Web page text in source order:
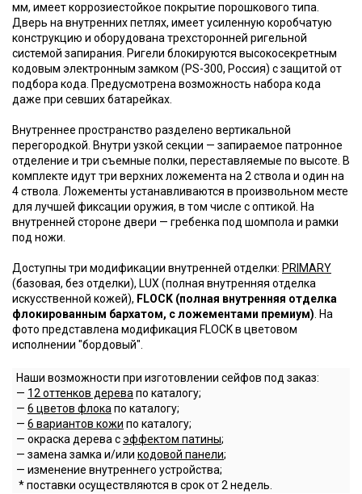
мм, имеет коррозиестойкое покрытие порошкового типа.
Дверь на внутренних петлях, имеет усиленную коробчатую
конструкцию и оборудована трехсторонней ригельной
системой запирания. Ригели блокируются высокосекретным
кодовым электронным замком (PS-300, Россия) с защитой от
подбора кода. Предусмотрена возможность набора кода
даже при севших батарейках.
Внутреннее пространство разделено вертикальной
перегородкой. Внутри узкой секции — запираемое патронное
отделение и три съемные полки, переставляемые по высоте. В
комплекте идут три верхних ложемента на 2 ствола и один на
4 ствола. Ложементы устанавливаются в произвольном месте
для лучшей фиксации оружия, в том числе с оптикой. На
внутренней стороне двери — гребенка под шомпола и рамки
под ножи.
Доступны три модификации внутренней отделки: PRIMARY
(базовая, без отделки), LUX (полная внутренняя отделка
искусственной кожей), FLOCK (полная внутренняя отделка
флокированным бархатом, с ложементами премиум) . На
фото представлена модификация FLOCK в цветовом
исполнении "бордовый".
Наши возможности при изготовлении сейфов под заказ:
— 12 оттенков дерева по каталогу;
— 6 цветов флока по каталогу;
— 6 вариантов кожи по каталогу;
— окраска дерева сэффектом патины;
— замена замка и/или кодовой панели;
— изменение внутреннего устройства;
* поставки осуществляются в срок от 2 недель.